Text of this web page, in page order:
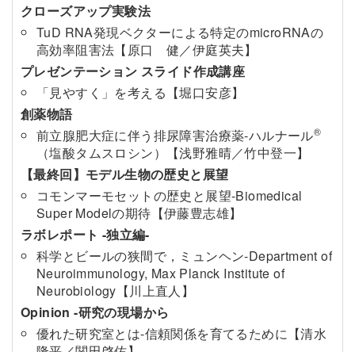
クローズアップ実験法
TuD RNA発現ベクターによる特定のmicroRNAの
高効率阻害法【原口 健／伊庭英夫】
プレゼンテーション スライド作成講座
「見やすく」を考える【堀口安彦】
創薬物語
前立腺肥大症に伴う排尿障害治療薬-ハルナール®
（塩酸タムスロシン）【浅野雅晴／竹中登一】
【最終回】モデル生物の歴史と展望
コモンマーモセットの歴史と展望-Biomedical
Super Modelの期待【伊藤豊志雄】
ラボレポート -独立編-
科学とビールの狭間で，ミュンヘン-Department of
Neuroimmunology, Max Planck Institute of
Neurobiology【川上直人】
Opinion -研究の現場から
優れた研究室とは-信頼関係を育てるために【清水